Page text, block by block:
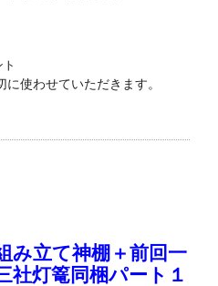
使わせていただきます。
み立て神棚＋前回一
社灯篭同梱パート１